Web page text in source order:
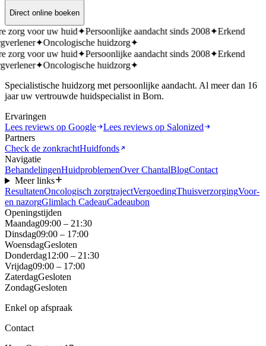
Direct online boeken
zorg voor uw huid✦Persoonlijke aandacht sinds 2008✦Erkend
✦Oncologische huidzorg✦
zorg voor uw huid✦Persoonlijke aandacht sinds 2008✦Erkend
✦Oncologische huidzorg✦
Specialistische huidzorg met persoonlijke aandacht. Al meer dan 16
jaar uw vertrouwde huidspecialist in Born.
Ervaringen
Lees reviews op Google
Lees reviews op Salonized
Partners
Check de zonkrachtHuidfonds
Navigatie
BehandelingenHuidproblemenOver ChantalBlogContact
Meer links
ResultatenOncologisch zorgtrajectVergoedingThuisverzorgingVoor-
en nazorgGlimlach CadeauCadeaubon
Openingstijden
Maandag09:00 – 21:30
Dinsdag09:00 – 17:00
WoensdagGesloten
Donderdag12:00 – 21:30
Vrijdag09:00 – 17:00
ZaterdagGesloten
ZondagGesloten
Enkel op afspraak
Contact